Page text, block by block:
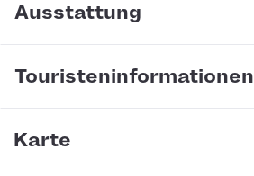
Ausstattung
Touristeninformationen
Karte